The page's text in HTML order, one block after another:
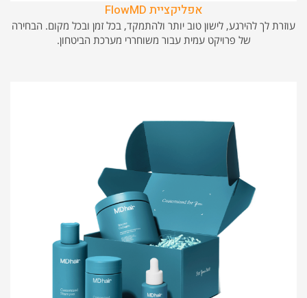
אפליקציית FlowMD
עוזרת לך להירגע, לישון טוב יותר ולהתמקד, בכל זמן ובכל מקום. הבחירה
של פרויקט עמית עבור משוחררי מערכת הביטחון.